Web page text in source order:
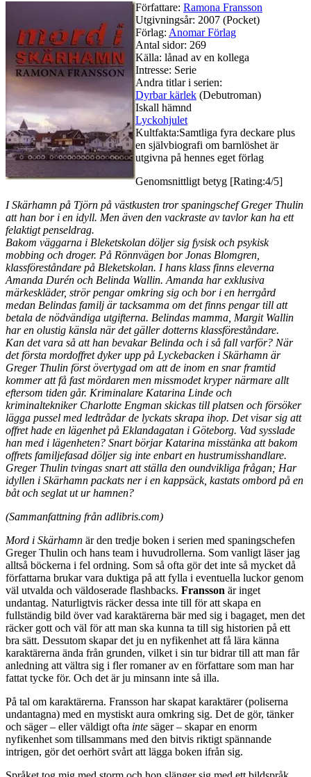
Författare: Ramona Fransson
Utgivningsår: 2007 (Pocket)
Förlag: Anomar Förlag
Antal sidor: 269
Källa: lånad av en kollega
Intresse: Serie
Andra titlar i serien:
Dyrbar kärlek (Debutroman)
Iskall hämnd
Lyckohjulet
Kultfakta:Samtliga fyra deckare plus
en självbiografi om barnlöshet är
utgivna på hennes eget förlag
Genomsnittligt betyg [Rating:4/5]
I Skärhamn på Tjörn på västkusten tror spaningschef Greger Thulin
att han bor i en idyll. Men även den vackraste av tavlor kan ha ett
felaktigt penseldrag.
Bakom väggarna i Bleketskolan döljer sig fysisk och psykisk
mobbing och droger. På Rönnvägen bor Jonas Blomgren,
klassföreståndare på Bleketskolan. I hans klass finns eleverna
Amanda Durén och Belinda Wallin. Amanda har exklusiva
märkeskläder, strör pengar omkring sig och bor i en herrgård
medan Belindas familj är tacksamma om det finns pengar till att
betala de nödvändiga utgifterna. Belindas mamma, Margit Wallin
har en olustig känsla när det gäller dotterns klassföreståndare.
Kan det vara så att han bevakar Belinda och i så fall varför? När
det första mordoffret dyker upp på Lyckebacken i Skärhamn är
Greger Thulin först övertygad om att de inom en snar framtid
kommer att få fast mördaren men missmodet kryper närmare allt
eftersom tiden går. Kriminalare Katarina Linde och
kriminaltekniker Charlotte Engman skickas till platsen och försöker
lägga pussel med ledtrådar de lyckats skrapa ihop. Det visar sig att
offret hade en lägenhet på Eklandagatan i Göteborg. Vad sysslade
han med i lägenheten? Snart börjar Katarina misstänka att bakom
offrets familjefasad döljer sig inte enbart en hustrumisshandlare.
Greger Thulin tvingas snart att ställa den oundvikliga frågan; Har
idyllen i Skärhamn packats ner i en kappsäck, kastats ombord på en
båt och seglat ut ur hamnen?
(Sammanfattning från adlibris.com)
Mord i Skärhamn är den tredje boken i serien med spaningschefen
Greger Thulin och hans team i huvudrollerna. Som vanligt läser jag
alltså böckerna i fel ordning. Som så ofta gör det inte så mycket då
författarna brukar vara duktiga på att fylla i eventuella luckor genom
väl utvalda och väldoserade flashbacks. Fransson är inget
undantag. Naturligtvis räcker dessa inte till för att skapa en
fullständig bild över vad karaktärerna bär med sig i bagaget, men det
räcker gott och väl för att man ska kunna ta till sig historien på ett
bra sätt. Dessutom skapar det ju en nyfikenhet att få lära känna
karaktärerna ända från grunden, vilket i sin tur bidrar till att man får
anledning att vältra sig i fler romaner av en författare som man har
fattat tycke för. Och det är ju minsann inte så illa.
På tal om karaktärerna. Fransson har skapat karaktärer (poliserna
undantagna) med en mystiskt aura omkring sig. Det de gör, tänker
och säger – eller väldigt ofta inte säger – skapar en enorm
nyfikenhet som tillsammans med den bitvis riktigt spännande
intrigen, gör det oerhört svårt att lägga boken ifrån sig.